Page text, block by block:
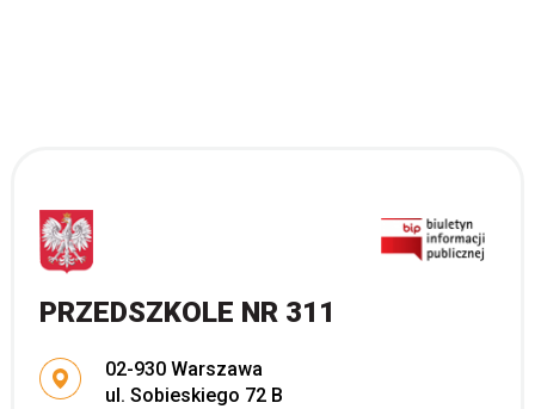
PRZEDSZKOLE NR 311
Adres pocztowy:
02-930 Warszawa
ul. Sobieskiego 72 B